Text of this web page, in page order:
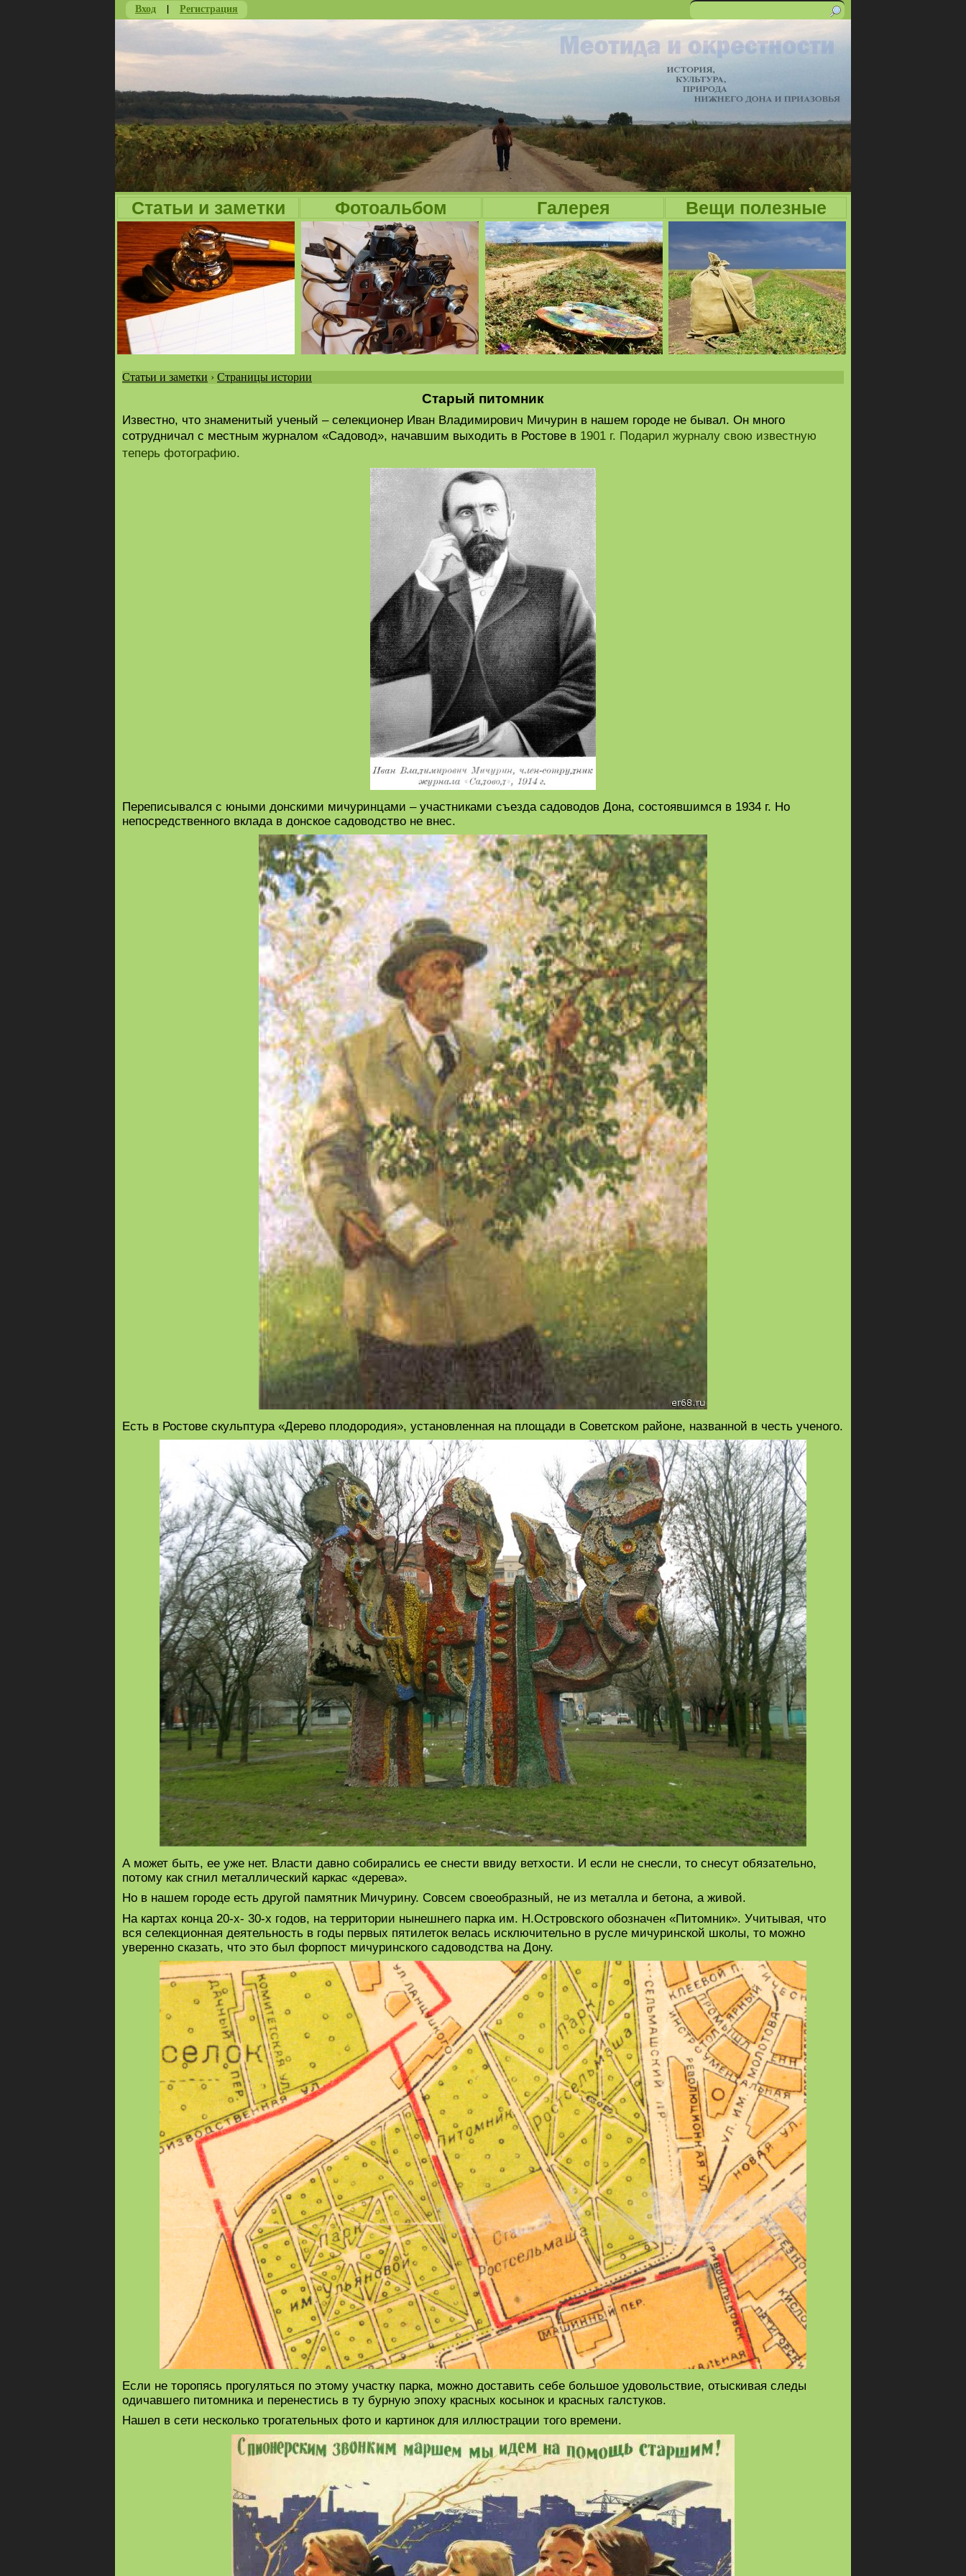
Вход | Регистрация
Форма
поиска
Поиск
Статьи и заметки Фотоальбом Галерея Вещи полезные
здесь
Статьи и заметки › Страницы истории
Старый питомник
Известно, что знаменитый ученый – селекционер Иван Владимирович Мичурин в нашем городе не бывал. Он много
сотрудничал с местным журналом «Садовод», начавшим выходить в Ростове в 1901 г. Подарил журналу свою известную
теперь фотографию.
Переписывался с юными донскими мичуринцами – участниками съезда садоводов Дона, состоявшимся в 1934 г. Но
непосредственного вклада в донское садоводство не внес.
Есть в Ростове скульптура «Дерево плодородия», установленная на площади в Советском районе, названной в честь ученого.
А может быть, ее уже нет. Власти давно собирались ее снести ввиду ветхости. И если не снесли, то снесут обязательно,
потому как сгнил металлический каркас «дерева».
Но в нашем городе есть другой памятник Мичурину. Совсем своеобразный, не из металла и бетона, а живой.
На картах конца 20-х- 30-х годов, на территории нынешнего парка им. Н.Островского обозначен «Питомник». Учитывая, что
вся селекционная деятельность в годы первых пятилеток велась исключительно в русле мичуринской школы, то можно
уверенно сказать, что это был форпост мичуринского садоводства на Дону.
Если не торопясь прогуляться по этому участку парка, можно доставить себе большое удовольствие, отыскивая следы
одичавшего питомника и перенестись в ту бурную эпоху красных косынок и красных галстуков.
Нашел в сети несколько трогательных фото и картинок для иллюстрации того времени.